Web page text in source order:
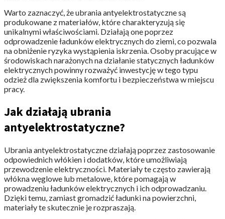
Warto zaznaczyć, że ubrania antyelektrostatyczne są
produkowane z materiałów, które charakteryzują się
unikalnymi właściwościami. Działają one poprzez
odprowadzenie ładunków elektrycznych do ziemi, co pozwala
na obniżenie ryzyka wystąpienia iskrzenia. Osoby pracujące w
środowiskach narażonych na działanie statycznych ładunków
elektrycznych powinny rozważyć inwestycję w tego typu
odzież dla zwiększenia komfortu i bezpieczeństwa w miejscu
pracy.
Jak działają ubrania
antyelektrostatyczne?
Ubrania antyelektrostatyczne działają poprzez zastosowanie
odpowiednich włókien i dodatków, które umożliwiają
przewodzenie elektryczności. Materiały te często zawierają
włókna węglowe lub metalowe, które pomagają w
prowadzeniu ładunków elektrycznych i ich odprowadzaniu.
Dzięki temu, zamiast gromadzić ładunki na powierzchni,
materiały te skutecznie je rozpraszają.